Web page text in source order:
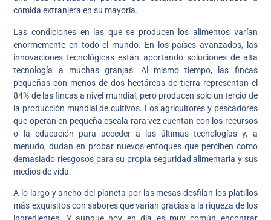
comida extranjera en su mayoría.
Las condiciones en las que se producen los alimentos varían
enormemente en todo el mundo. En los países avanzados, las
innovaciones tecnológicas están aportando soluciones de alta
tecnología a muchas granjas. Al mismo tiempo, las fincas
pequeñas con menos de dos hectáreas de tierra representan el
84% de las fincas a nivel mundial, pero producen solo un tercio de
la producción mundial de cultivos. Los agricultores y pescadores
que operan en pequeña escala rara vez cuentan con los recursos
o la educación para acceder a las últimas tecnologías y, a
menudo, dudan en probar nuevos enfoques que perciben como
demasiado riesgosos para su propia seguridad alimentaria y sus
medios de vida.
A lo largo y ancho del planeta por las mesas desfilan los platillos
más exquisitos con sabores que varían gracias a la riqueza de los